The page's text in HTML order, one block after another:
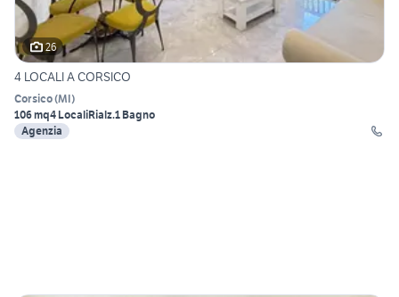
26
4 LOCALI A CORSICO
Corsico(MI)
106 mq4 LocaliRialz.1 Bagno
Agenzia